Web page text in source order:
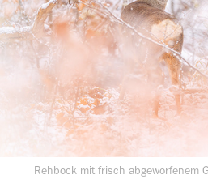
Rehbock mit frisch abgeworfenem